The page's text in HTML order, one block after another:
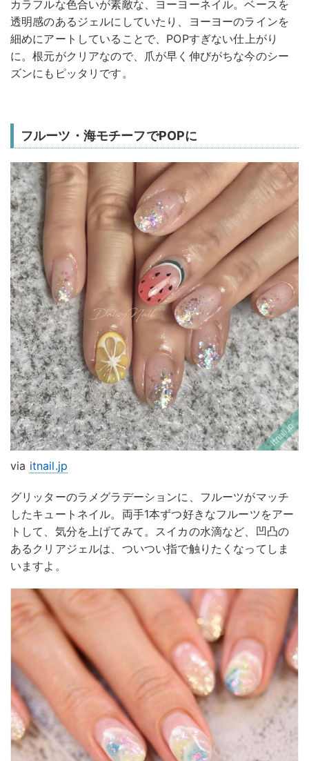
カラフルな色合いが素敵な、ヨーヨーネイル。ベースを
透明感のあるジェルにしていたり、ヨーヨーのラインを
細めにアートしていることで、POPすぎない仕上がり
に。根元がクリアなので、爪が早く伸びがちな今のシー
ズンにもピッタリです。
フルーツ・海モチーフでPOPに
via itnail.jp
グリッターのラメグラデーションに、フルーツがマッチ
したキュートネイル。両手1本ずつ好きなフルーツをアー
トして、気分を上げてみて。スイカの水滴など、凹凸の
あるクリアジェルは、ついつい指で触りたくなってしま
いますよ。